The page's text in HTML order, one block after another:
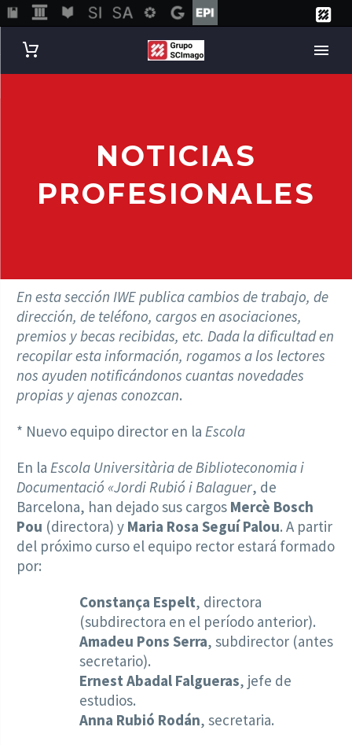
NOTICIAS
PROFESIONALES
En esta sección IWE publica cambios de trabajo, de
dirección, de teléfono, cargos en asociaciones,
premios y becas recibidas, etc. Dada la dificultad en
recopilar esta información, rogamos a los lectores
nos ayuden notificándonos cuantas novedades
propias y ajenas conozcan.
* Nuevo equipo director en la Escola
En la Escola Universitària de Biblioteconomia i
Documentació «Jordi Rubió i Balaguer, de
Barcelona, han dejado sus cargos Mercè Bosch
Pou (directora) y Maria Rosa Seguí Palou. A partir
del próximo curso el equipo rector estará formado
por:
Constança Espelt, directora
(subdirectora en el período anterior).
Amadeu Pons Serra, subdirector (antes
secretario).
Ernest Abadal Falgueras, jefe de
estudios.
Anna Rubió Rodán, secretaria.